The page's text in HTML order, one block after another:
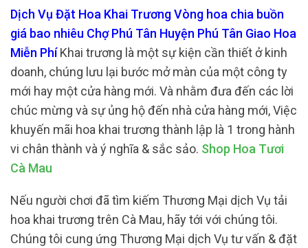
Dịch Vụ Đặt Hoa Khai Trương Vòng hoa chia buồn
giá bao nhiêu Chợ Phú Tân Huyện Phú Tân Giao Hoa
Miễn PhíKhai trương là một sự kiện cần thiết ở kinh
doanh, chúng lưu lại bước mở màn của một công ty
mới hay một cửa hàng mới. Và nhằm đưa đến các lời
chúc mừng và sự ủng hộ đến nhà cửa hàng mới, Việc
khuyến mãi hoa khai trương thành lập là 1 trong hành
vi chân thành và ý nghĩa & sắc sảo. Shop Hoa Tươi
Cà Mau
Nếu người chơi đã tìm kiếm Thương Mại dịch Vụ tải
hoa khai trương trên Cà Mau, hãy tới với chúng tôi.
Chúng tôi cung ứng Thương Mại dịch Vụ tư vấn & đặt